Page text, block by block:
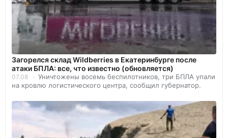
Загорелся склад Wildberries в Екатеринбурге после
атаки БПЛА: все, что известно (обновляется)
07.08
Уничтожены восемь беспилотников, три БПЛА упали
на кровлю логистического центра, сообщил губернатор.